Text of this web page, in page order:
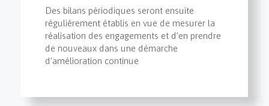
Des bilans périodiques seront ensuite
régulièrement établis en vue de mesurer la
réalisation des engagements et d’en prendre
de nouveaux dans une démarche
d’amélioration continue